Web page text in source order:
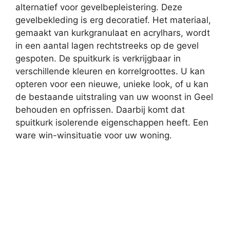
alternatief voor gevelbepleistering. Deze
gevelbekleding is erg decoratief. Het materiaal,
gemaakt van kurkgranulaat en acrylhars, wordt
in een aantal lagen rechtstreeks op de gevel
gespoten. De spuitkurk is verkrijgbaar in
verschillende kleuren en korrelgroottes. U kan
opteren voor een nieuwe, unieke look, of u kan
de bestaande uitstraling van uw woonst in Geel
behouden en opfrissen. Daarbij komt dat
spuitkurk isolerende eigenschappen heeft. Een
ware win-winsituatie voor uw woning.